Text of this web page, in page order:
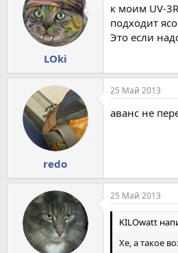
LОki
к моим UV-
подходит
Это если
redo
25 Май 2013
аванс не
25 Май 2013
KILOwatt
Хе, а такое